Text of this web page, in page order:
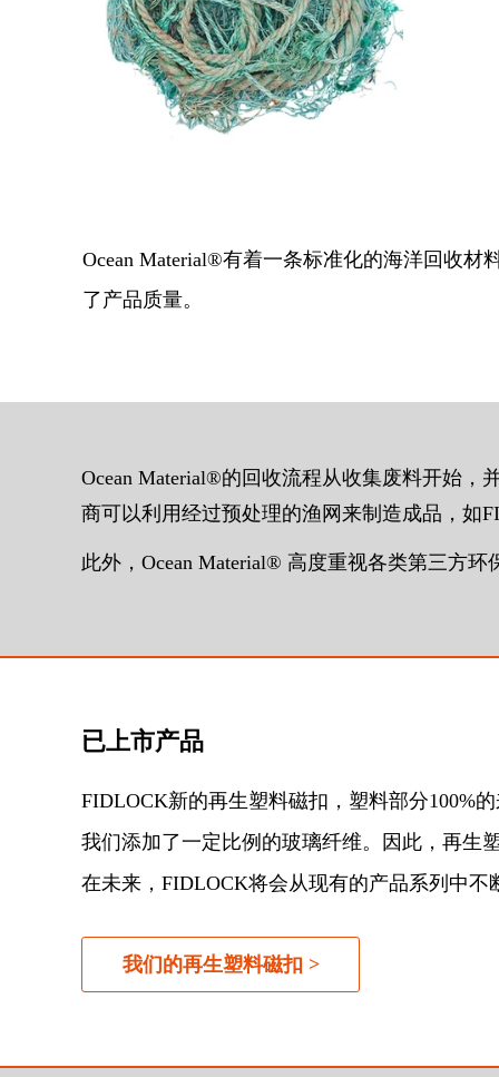
Ocean Material®有着一条标准化的海洋回收
了产品质量。
Ocean Material®的回收流程从收集废料开始
商可以利用经过预处理的渔网来制造成品，如
此外，Ocean Material® 高度重视各类第三方
我们的再生塑料磁扣 >
已上市产品
FIDLOCK新的再生塑料磁扣，塑料部分100%
我们添加了一定比例的玻璃纤维。因此，再生
在未来，FIDLOCK将会从现有的产品系列中